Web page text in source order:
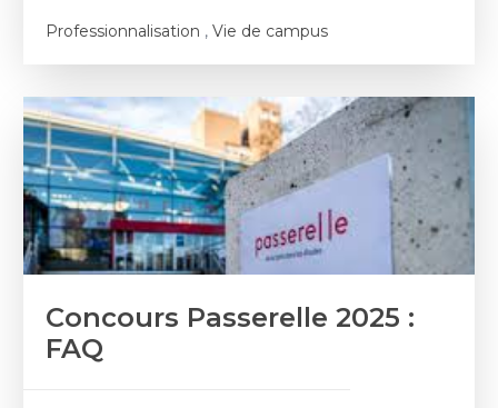
Professionnalisation , Vie de campus
Concours Passerelle 2025 :
FAQ